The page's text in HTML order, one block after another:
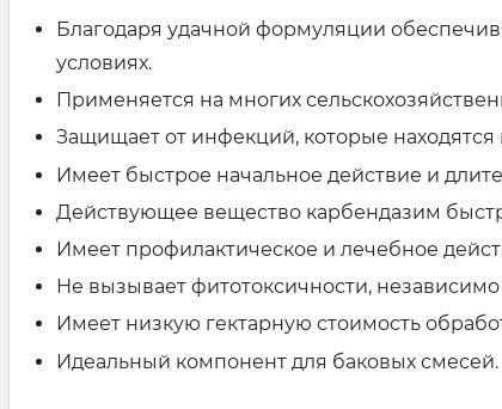
Благодаря удачной формуляции
условиях.
Применяется на многих
Защищает от инфекций, которые находятся
Имеет быстрое начальное действие и
Действующее вещество карбендазим
Имеет профилактическое и лечебное
Не вызывает фитотоксичности, независимо
Имеет низкую гектарную стоимость
Идеальный компонент для баковых смесей.